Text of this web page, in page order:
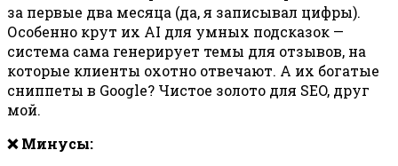
за первые два месяца (да, я записывал цифры).
Особенно крут их AI для умных подсказок —
система сама генерирует темы для отзывов, на
которые клиенты охотно отвечают. А их богатые
сниппеты в Google? Чистое золото для SEO, друг
мой.
❌ Минусы: